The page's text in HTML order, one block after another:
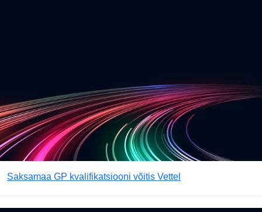
Saksamaa GP kvalifikatsiooni võitis Vettel